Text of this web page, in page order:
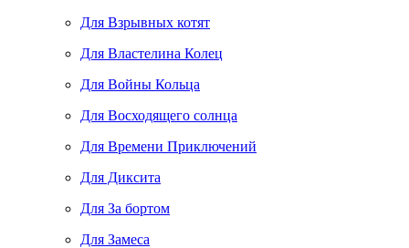
Для Взрывных котят
Для Властелина Колец
Для Войны Кольца
Для Восходящего солнца
Для Времени Приключений
Для Диксита
Для За бортом
Для Замеса